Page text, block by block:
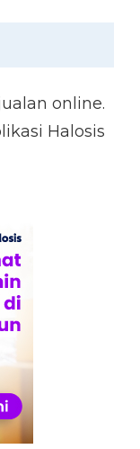
online.
Halosis